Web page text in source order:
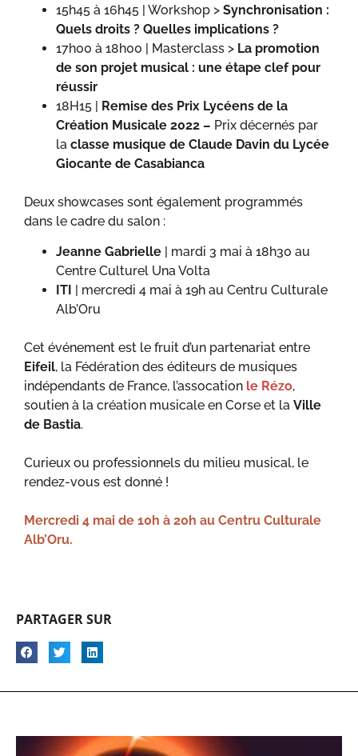
15h45 à 16h45 | Workshop > Synchronisation :
Quels droits ? Quelles implications ?
17h00 à 18h00 | Masterclass > La promotion
de son projet musical : une étape clef pour
réussir
18H15 | Remise des Prix Lycéens de la
Création Musicale 2022 – Prix décernés par
la classe musique de Claude Davin du Lycée
Giocante de Casabianca
Deux showcases sont également programmés
dans le cadre du salon :
Jeanne Gabrielle
mardi 3 mai à 18h30 au
Centre Culturel Una Volta
ITI
| mercredi 4 mai à 19h au Centru Culturale
Alb’Oru
Cet événement est le fruit d’un partenariat entre
Eifeil, la Fédération des éditeurs de musiques
indépendants de France, l’assocation le Rézo,
soutien à la création musicale en Corse et la Ville
de Bastia.
Curieux ou professionnels du milieu musical, le
rendez-vous est donné !
Mercredi 4 mai de 10h à 20h au Centru Culturale
Alb’Oru.
PARTAGER SUR